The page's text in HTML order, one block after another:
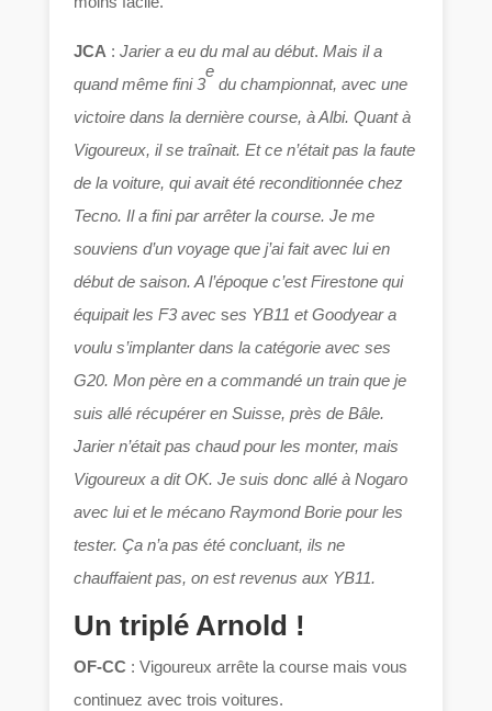
JCA : Jarier a eu du mal au début.Mais il a
quand même fini 3
e
du championnat, avec une
victoire dans la dernière course, à Albi. Quant à
Vigoureux, il se traînait. Et ce n’était pas la faute
de la voiture, qui avait été reconditionnée chez
Tecno. Il a fini par arrêter la course. Je me
souviens d’un voyage que j’ai fait avec lui en
début de saison. A l’époque c’est Firestone qui
équipait les F3 avecses YB11 et Goodyear a
voulu s’implanter dans la catégorie avec ses
G20. Mon père en a commandé un train que je
suis allé récupérer en Suisse, près de Bâle.
Jarier n’était pas chaud pour les monter, mais
Vigoureux a dit OK. Je suis donc allé à Nogaro
avec lui et le mécano Raymond Borie pour les
tester. Ça n’a pas été concluant, ils ne
chauffaient pas, on est revenus aux YB11.
Un triplé Arnold !
OF-CC : Vigoureux arrête la course mais vous
continuez avec trois voitures.